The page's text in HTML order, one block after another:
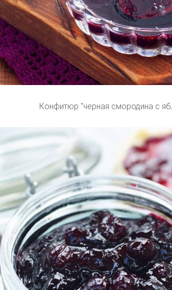
Конфитюр "черная смородина с